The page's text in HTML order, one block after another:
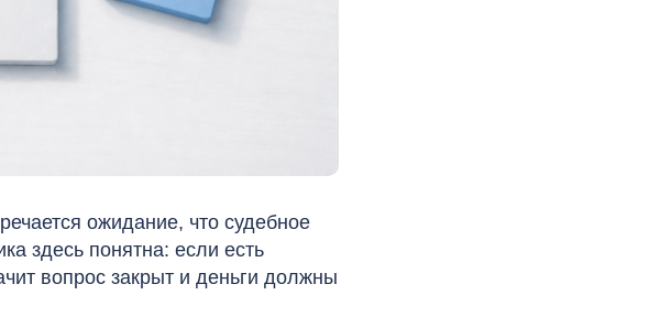
ожидание, что судебное
здесь понятна: если есть
вопрос закрыт и деньги должны